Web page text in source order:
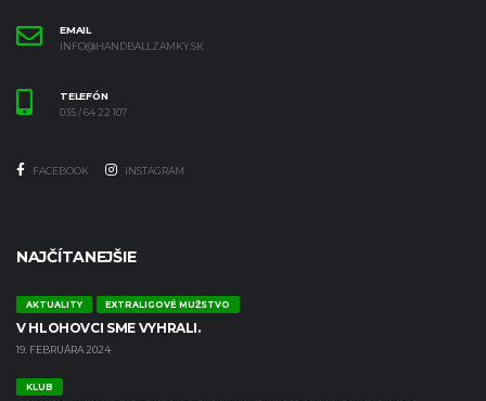
EMAIL
INFO@HANDBALLZAMKY.SK
TELEFÓN
035 / 64 22 107
FACEBOOK INSTAGRAM
NAJČÍTANEJŠIE
AKTUALITY EXTRALIGOVÉ MUŽSTVO
V HLOHOVCI SME VYHRALI.
19. FEBRUÁRA 2024
KLUB